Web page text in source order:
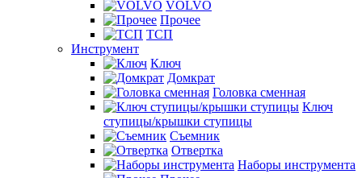
VOLVO
Прочее
ТСП
Инструмент
Ключ
Домкрат
Головка сменная
Ключ
ступицы/крышки ступицы
Съемник
Отвертка
Наборы инструмента